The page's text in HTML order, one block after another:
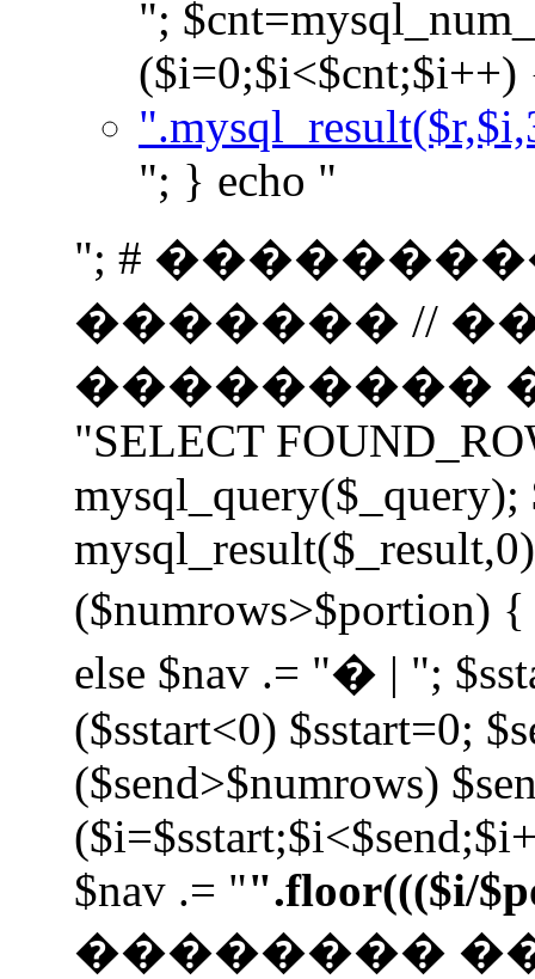
";
($i=0;$i<$cnt;$i++)
"; } echo "
"; #
������� //
���������
"SELECT
mysql_query($_query);
($numrows>$portion)
else $nav .= "� | ";
($sstart<0) $sstart=0;
($send>$numrows)
$nav .= "".floor((($i/
��������